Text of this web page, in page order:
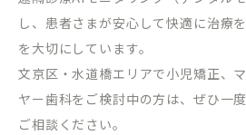
し、患者さまが安心して快適に治療
を大切にしています。
文京区・水道橋エリアで小児矯正、
ヤー歯科をご検討中の方は、ぜひ一
ご相談ください。